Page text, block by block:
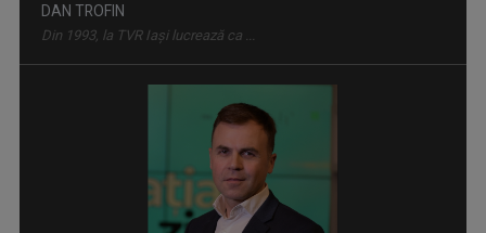
Un calendar al evenimentelor zilei
DAN TROFIN
Din 1993, la TVR Iaşi lucrează ca ...